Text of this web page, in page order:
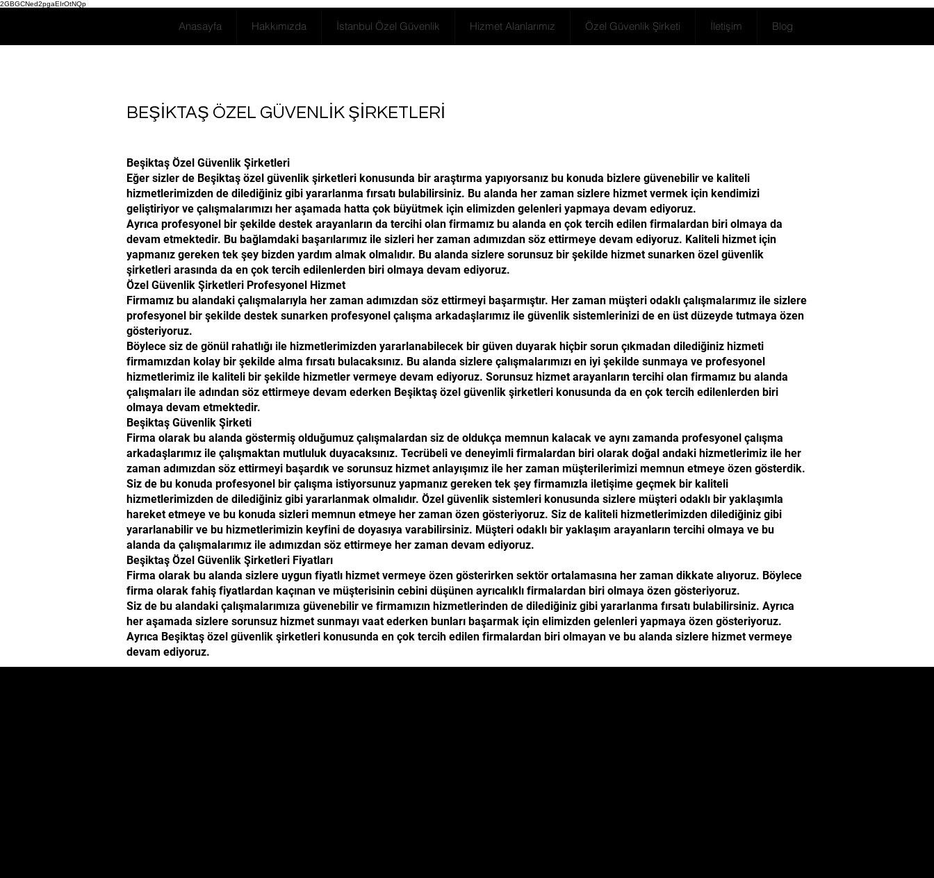
2GBGCNed2pgaEIrOtNQp
Anasayfa Hakkımızda İstanbul Özel Güvenlik Hizmet Alanlarımız Özel Güvenlik Şirketi İletişim Blog
BEŞİKTAŞ ÖZEL GÜVENLİK ŞİRKETLERİ
Beşiktaş Özel Güvenlik Şirketleri
Eğer sizler de Beşiktaş özel güvenlik şirketleri konusunda bir araştırma yapıyorsanız bu konuda bizlere güvenebilir ve kaliteli
hizmetlerimizden de dilediğiniz gibi yararlanma fırsatı bulabilirsiniz. Bu alanda her zaman sizlere hizmet vermek için kendimizi
geliştiriyor ve çalışmalarımızı her aşamada hatta çok büyütmek için elimizden gelenleri yapmaya devam ediyoruz.
Ayrıca profesyonel bir şekilde destek arayanların da tercihi olan firmamız bu alanda en çok tercih edilen firmalardan biri olmaya da
devam etmektedir. Bu bağlamdaki başarılarımız ile sizleri her zaman adımızdan söz ettirmeye devam ediyoruz. Kaliteli hizmet için
yapmanız gereken tek şey bizden yardım almak olmalıdır. Bu alanda sizlere sorunsuz bir şekilde hizmet sunarken özel güvenlik
şirketleri arasında da en çok tercih edilenlerden biri olmaya devam ediyoruz.
Özel Güvenlik Şirketleri Profesyonel Hizmet
Firmamız bu alandaki çalışmalarıyla her zaman adımızdan söz ettirmeyi başarmıştır. Her zaman müşteri odaklı çalışmalarımız ile sizlere
profesyonel bir şekilde destek sunarken profesyonel çalışma arkadaşlarımız ile güvenlik sistemlerinizi de en üst düzeyde tutmaya özen
gösteriyoruz.
Böylece siz de gönül rahatlığı ile hizmetlerimizden yararlanabilecek bir güven duyarak hiçbir sorun çıkmadan dilediğiniz hizmeti
firmamızdan kolay bir şekilde alma fırsatı bulacaksınız. Bu alanda sizlere çalışmalarımızı en iyi şekilde sunmaya ve profesyonel
hizmetlerimiz ile kaliteli bir şekilde hizmetler vermeye devam ediyoruz. Sorunsuz hizmet arayanların tercihi olan firmamız bu alanda
çalışmaları ile adından söz ettirmeye devam ederken Beşiktaş özel güvenlik şirketleri konusunda da en çok tercih edilenlerden biri
olmaya devam etmektedir.
Beşiktaş Güvenlik Şirketi
Firma olarak bu alanda göstermiş olduğumuz çalışmalardan siz de oldukça memnun kalacak ve aynı zamanda profesyonel çalışma
arkadaşlarımız ile çalışmaktan mutluluk duyacaksınız. Tecrübeli ve deneyimli firmalardan biri olarak doğal andaki hizmetlerimiz ile her
zaman adımızdan söz ettirmeyi başardık ve sorunsuz hizmet anlayışımız ile her zaman müşterilerimizi memnun etmeye özen gösterdik.
Siz de bu konuda profesyonel bir çalışma istiyorsunuz yapmanız gereken tek şey firmamızla iletişime geçmek bir kaliteli
hizmetlerimizden de dilediğiniz gibi yararlanmak olmalıdır. Özel güvenlik sistemleri konusunda sizlere müşteri odaklı bir yaklaşımla
hareket etmeye ve bu konuda sizleri memnun etmeye her zaman özen gösteriyoruz. Siz de kaliteli hizmetlerimizden dilediğiniz gibi
yararlanabilir ve bu hizmetlerimizin keyfini de doyasıya varabilirsiniz. Müşteri odaklı bir yaklaşım arayanların tercihi olmaya ve bu
alanda da çalışmalarımız ile adımızdan söz ettirmeye her zaman devam ediyoruz.
Beşiktaş Özel Güvenlik Şirketleri Fiyatları
Firma olarak bu alanda sizlere uygun fiyatlı hizmet vermeye özen gösterirken sektör ortalamasına her zaman dikkate alıyoruz. Böylece
firma olarak fahiş fiyatlardan kaçınan ve müşterisinin cebini düşünen ayrıcalıklı firmalardan biri olmaya özen gösteriyoruz.
Siz de bu alandaki çalışmalarımıza güvenebilir ve firmamızın hizmetlerinden de dilediğiniz gibi yararlanma fırsatı bulabilirsiniz. Ayrıca
her aşamada sizlere sorunsuz hizmet sunmayı vaat ederken bunları başarmak için elimizden gelenleri yapmaya özen gösteriyoruz.
Ayrıca Beşiktaş özel güvenlik şirketleri konusunda en çok tercih edilen firmalardan biri olmayan ve bu alanda sizlere hizmet vermeye
devam ediyoruz.